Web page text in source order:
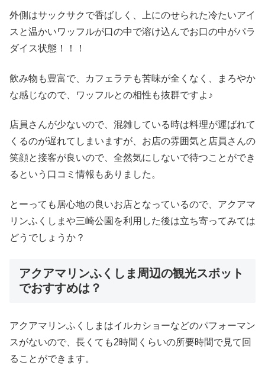
外側はサックサクで香ばしく、上にのせられた冷たいアイ
スと温かいワッフルが口の中で溶け込んでお口の中がパラ
ダイス状態！！！
飲み物も豊富で、カフェラテも苦味が全くなく、まろやか
な感じなので、ワッフルとの相性も抜群ですよ♪
店員さんが少ないので、混雑している時は料理が運ばれて
くるのが遅れてしまいますが、お店の雰囲気と店員さんの
笑顔と接客が良いので、全然気にしないで待つことができ
るという口コミ情報もありました。
とーっても居心地の良いお店となっているので、アクアマ
リンふくしまや三崎公園を利用した後は立ち寄ってみては
どうでしょうか？
アクアマリンふくしま周辺の観光スポット
でおすすめは？
アクアマリンふくしまはイルカショーなどのパフォーマン
スがないので、長くても2時間くらいの所要時間で見て回
ることができます。